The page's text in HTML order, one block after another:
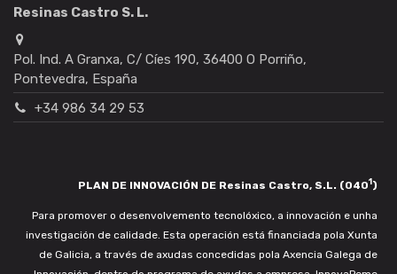
Resinas Castro S. L.
Pol. Ind. A Granxa, C/ Cíes 190, 36400 O Porriño,
Pontevedra, España
+34 986 34 29 53
PLAN DE INNOVACIÓN DE Resinas Castro, S.L. (0401)
Para promover o desenvolvemento tecnolóxico, a innovación e unha
investigación de calidade. Esta operación está financiada pola Xunta
de Galicia, a través de axudas concedidas pola Axencia Galega de